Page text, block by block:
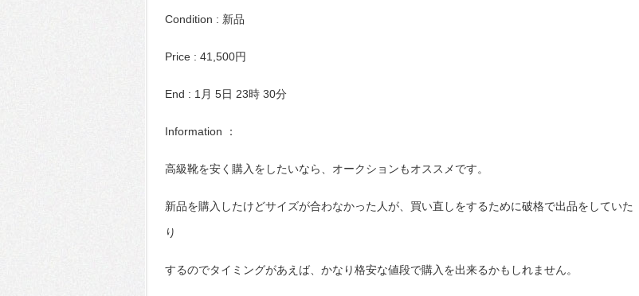
Condition : 新品
Price : 41,500円
End : 1月 5日 23時 30分
Information ：
高級靴を安く購入をしたいなら、オークションもオススメです。
新品を購入したけどサイズが合わなかった人が、買い直しをするために破格で出品をしていた
り
するのでタイミングがあえば、かなり格安な値段で購入を出来るかもしれません。